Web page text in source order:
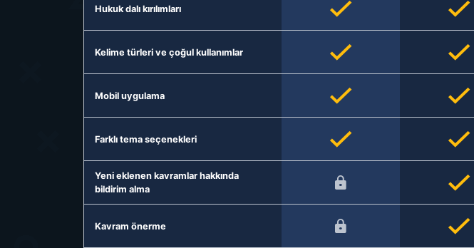
Hukuk dalı kırılımları
Kelime türleri ve çoğul kullanımlar
Mobil uygulama
Farklı tema seçenekleri
Yeni eklenen kavramlar hakkında
bildirim alma
Kavram önerme